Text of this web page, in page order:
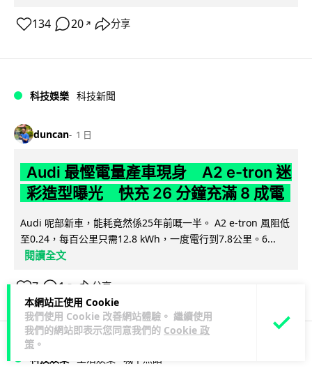
本網站正使用 Cookie
我們使用 Cookie 改善網站體驗。 繼續使用
我們的網站即表示您同意我們的 Cookie 政
策 。
134 20 ↗ 分享
科技娛樂 科技新聞
duncan 1 日
Audi 最慳電量產車現身 A2 e-tron 迷
彩造型曝光 快充 26 分鐘充滿 8 成電
Audi 呢部新車，能耗竟然係25年前嘅一半。 A2 e-tron 風阻低
至0.24，每百公里只需12.8 kWh，一度電行到7.8公里。6...
閱讀全文
7 1 ↗ 分享
科技娛樂 生活娛樂 城中熱話